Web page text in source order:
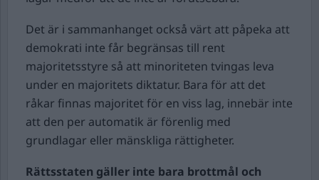
Det är i sammanhanget också värt att påpeka att
demokrati inte får begränsas till rent
majoritetsstyre så att minoriteten tvingas leva
under en majoritets diktatur. Bara för att det
råkar finnas majoritet för en viss lag, innebär inte
att den per automatik är förenlig med
grundlagar eller mänskliga rättigheter.
Rättsstaten gäller inte bara brottmål och